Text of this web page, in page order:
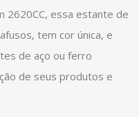
2620CC, essa estante de
tem cor única, e
de aço ou ferro
de seus produtos e